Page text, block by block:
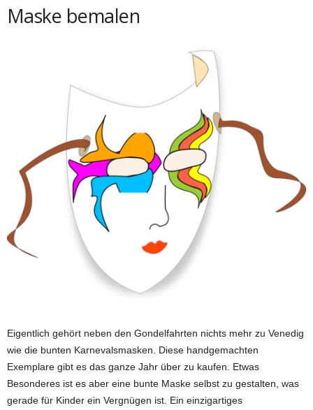
Maske bemalen
Eigentlich gehört neben den Gondelfahrten nichts mehr zu Venedig
wie die bunten Karnevalsmasken. Diese handgemachten
Exemplare gibt es das ganze Jahr über zu kaufen. Etwas
Besonderes ist es aber eine bunte Maske selbst zu gestalten, was
gerade für Kinder ein Vergnügen ist. Ein einzigartiges